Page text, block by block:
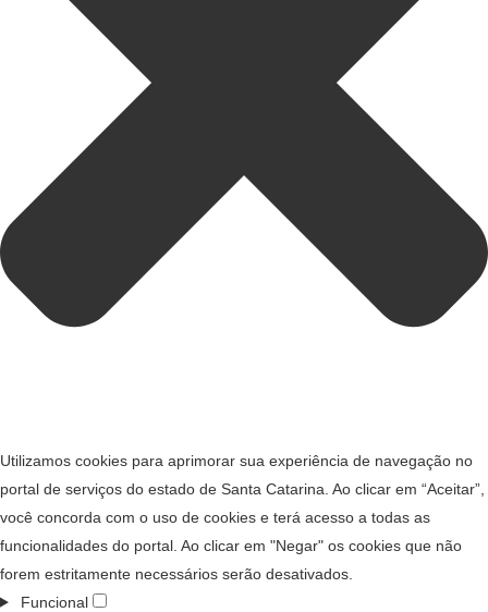
Utilizamos cookies para aprimorar sua experiência de navegação no
portal de serviços do estado de Santa Catarina. Ao clicar em “Aceitar”,
você concorda com o uso de cookies e terá acesso a todas as
funcionalidades do portal. Ao clicar em "Negar" os cookies que não
forem estritamente necessários serão desativados.
Funcional